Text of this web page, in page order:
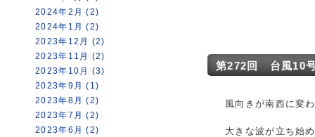
2024年2月 (2)
2024年1月 (2)
2023年12月 (2)
2023年11月 (2)
2023年10月 (3)
2023年9月 (1)
2023年8月 (2)
2023年7月 (2)
2023年6月 (2)
第272回 台風10
風向きが南西に変
大きな波が立ち始